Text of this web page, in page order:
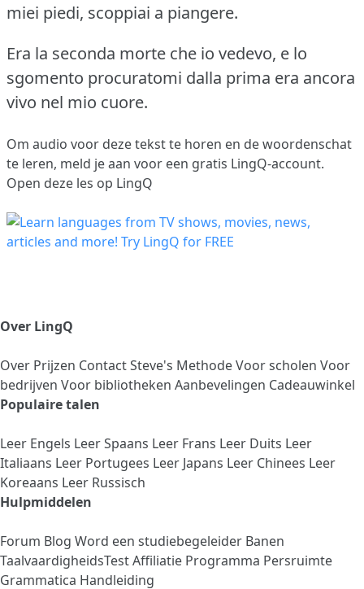
miei piedi, scoppiai a piangere.
Era la seconda morte che io vedevo, e lo
sgomento procuratomi dalla prima era ancora
vivo nel mio cuore.
Om audio voor deze tekst te horen en de woordenschat
te leren, meld je aan voor een gratis LingQ-account.
Open deze les op LingQ
Over LingQ
Over Prijzen ContactSteve's MethodeVoor scholen Voor
bedrijven Voor bibliotheken Aanbevelingen Cadeauwinkel
Populaire talen
Leer Engels Leer Spaans Leer Frans Leer Duits Leer
Italiaans Leer Portugees Leer Japans Leer Chinees Leer
Koreaans Leer Russisch
Hulpmiddelen
Forum Blog Word een studiebegeleider Banen
TaalvaardigheidsTestAffiliatie Programma Persruimte
Grammatica Handleiding